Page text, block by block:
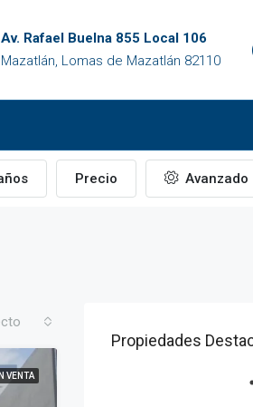
Av. Rafael Buelna 855 Local 106
Mazatlán, Lomas de Mazatlán 82110
Precio Avanzado
VENTA
Propiedades